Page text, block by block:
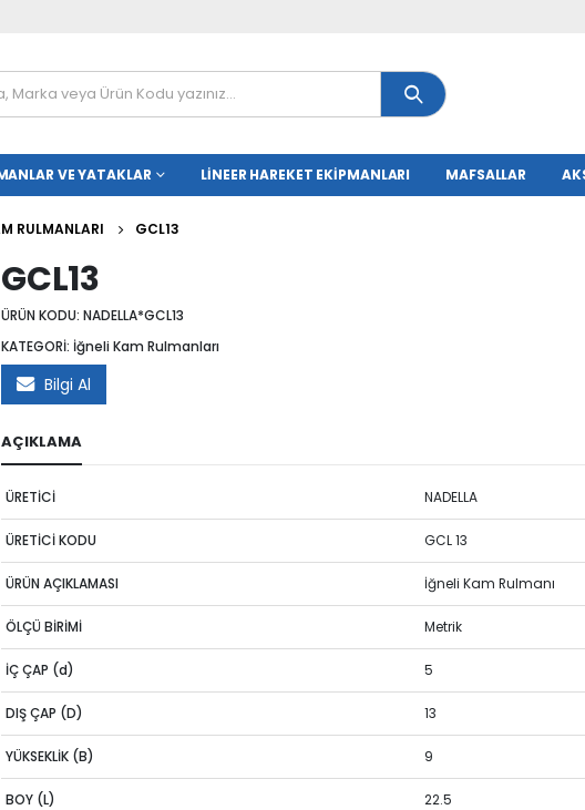
VE YATAKLAR LINEER HAREKET EKIPMANLARI MAFSALLAR
RULMANLARI GCL13
GCL13
ÜRÜN KODU:NADELLA*GCL13
KATEGORİ: İğneli Kam Rulmanları
Bilgi Al
AÇIKLAMA
ÜRETİCİ NADELLA
ÜRETİCİ KODU GCL 13
ÜRÜN AÇIKLAMASI İğneli Kam Rulmanı
ÖLÇÜ BİRİMİ Metrik
İÇ ÇAP (d) 5
DIŞ ÇAP (D) 13
YÜKSEKLİK (B) 9
BOY (L) 22.5